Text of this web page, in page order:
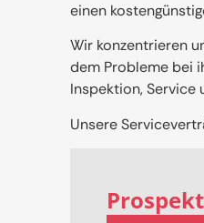
einen
Wir konzentrieren
dem Probleme bei
Inspektion, Service
Unsere
Prospekt